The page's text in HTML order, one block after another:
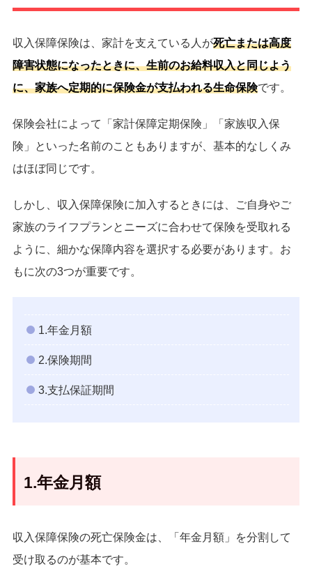
収入保障保険は、家計を支えている人が死亡または高度
障害状態になったときに、生前のお給料収入と同じよう
に、家族へ定期的に保険金が支払われる生命保険です。
保険会社によって「家計保障定期保険」「家族収入保
険」といった名前のこともありますが、基本的なしくみ
はほぼ同じです。
しかし、収入保障保険に加入するときには、ご自身やご
家族のライフプランとニーズに合わせて保険を受取れる
ように、細かな保障内容を選択する必要があります。お
もに次の3つが重要です。
1.年金月額
2.保険期間
3.支払保証期間
1.年金月額
収入保障保険の死亡保険金は、「年金月額」を分割して
受け取るのが基本です。